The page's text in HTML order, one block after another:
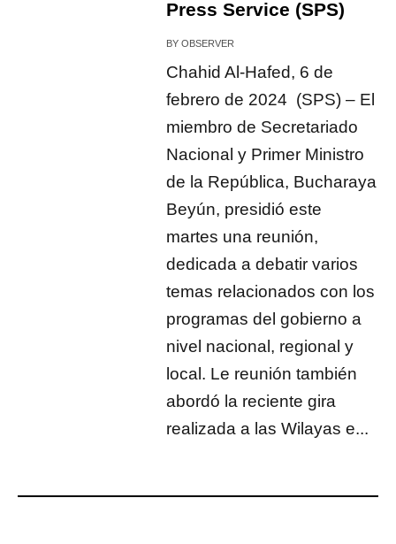
Press Service (SPS)
BYOBSERVER
Chahid Al-Hafed, 6 de
febrero de 2024 (SPS) – El
miembro de Secretariado
Nacional y Primer Ministro
de la República, Bucharaya
Beyún, presidió este
martes una reunión,
dedicada a debatir varios
temas relacionados con los
programas del gobierno a
nivel nacional, regional y
local. Le reunión también
abordó la reciente gira
realizada a las Wilayas e...